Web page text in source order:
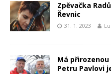
Zpěvačka
Řevnic
31. 1. 2023
Má
Petru Pavlovi